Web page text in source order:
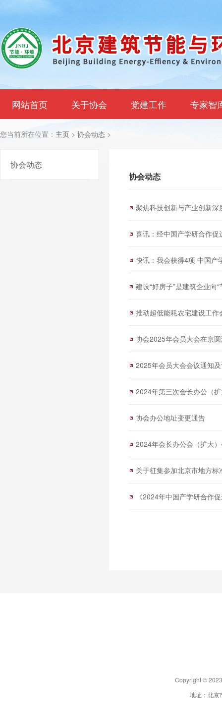
网站首页 关于协会 党建工作 专家智
您当前所在位置： 主页 > 协会动态 >
协会动态
协会动态
聚焦科技创新与产业创新
喜讯：经中国产学研合作
快讯：我会获得4项 中国产
建设“好房子”是建筑企业向
推动超低能耗农宅建设工作
协会2025年会员大会在京
2025年会员大会会议通知
2024年第三次会长办公（
协会办公地址变更通告
2024年会长办公会（扩大
关于征集参加北京市地方
《2024年中国产学研合作
Copyright ©
地址：北京